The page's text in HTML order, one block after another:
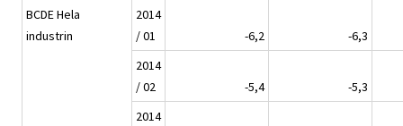
BCDE Hela
industrin
2014
/ 01
-6,2
-6,3
2014
/ 02
-5,4
-5,3
2014